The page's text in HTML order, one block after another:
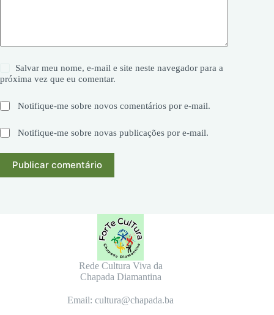
Salvar meu nome, e-mail e site neste navegador para a
próxima vez que eu comentar.
Notifique-me sobre novos comentários por e-mail.
Notifique-me sobre novas publicações por e-mail.
Publicar comentário
Rede Cultura Viva da
Chapada Diamantina
Email: cultura@chapada.ba